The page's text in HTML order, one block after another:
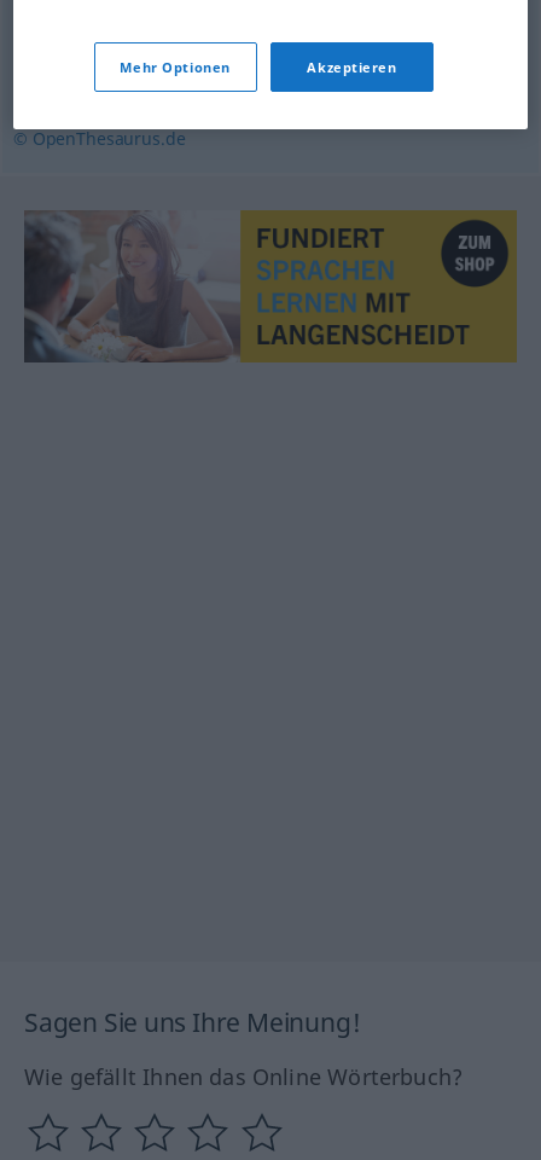
(sich) aneignen,büffeln (ugs.),lernen,studieren
© OpenThesaurus.de
Sagen Sie uns Ihre Meinung!
Wie gefällt Ihnen das Online Wörterbuch?
Mehr Optionen Akzeptieren